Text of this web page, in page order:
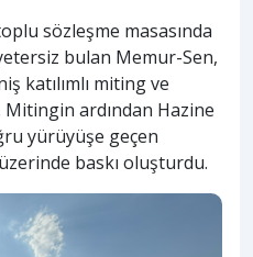
sözleşme masasında
bulan Memur-Sen,
katılımlı miting ve
ardından Hazine
yürüyüşe geçen
baskı oluşturdu.